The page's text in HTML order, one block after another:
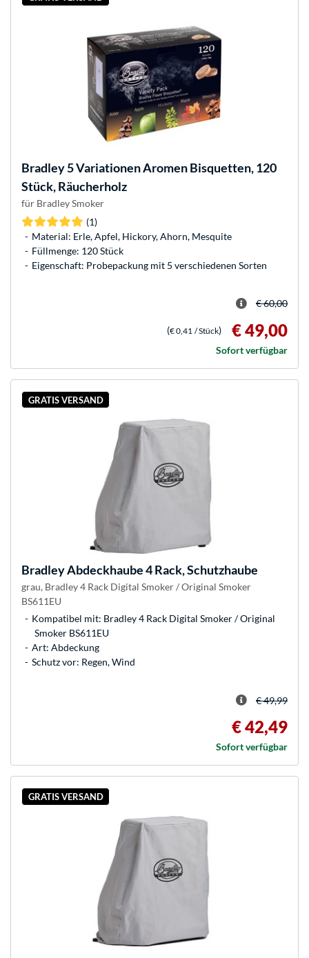
Bradley5 Variationen Aromen Bisquetten, 120
Stück, Räucherholz
für Bradley Smoker
(1)
Material: Erle, Apfel, Hickory, Ahorn, Mesquite
Füllmenge: 120 Stück
Eigenschaft: Probepackung mit 5 verschiedenen Sorten
€ 60,00
(€ 0,41 / Stück) € 49,00
Sofort verfügbar
GRATIS VERSAND
BradleyAbdeckhaube 4 Rack, Schutzhaube
grau, Bradley 4 Rack Digital Smoker / Original Smoker
BS611EU
Kompatibel mit: Bradley 4 Rack Digital Smoker / Original
Smoker BS611EU
Art: Abdeckung
Schutz vor: Regen, Wind
€ 49,99
€ 42,49
Sofort verfügbar
GRATIS VERSAND